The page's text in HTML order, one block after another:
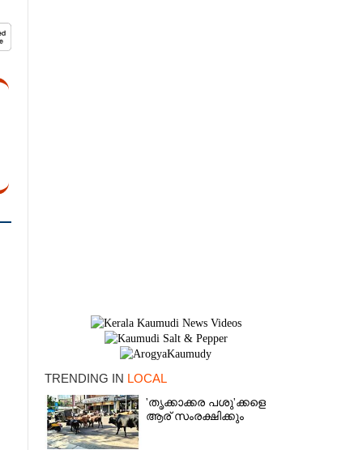
TRENDING IN LOCAL
'തൃക്കാക്കര പശു'ക്കളെ
ആര് സംരക്ഷിക്കും